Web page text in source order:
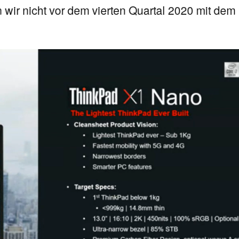
nicht vor dem vierten Quartal 2020 mit dem